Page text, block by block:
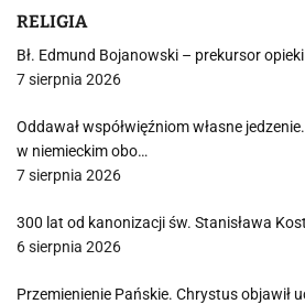
RELIGIA
Bł. Edmund Bojanowski – prekursor
7 sierpnia 2026
Oddawał współwięźniom własne
w niemieckim obo…
7 sierpnia 2026
300 lat od kanonizacji św. Stanisława
6 sierpnia 2026
Przemienienie Pańskie. Chrystus objawił